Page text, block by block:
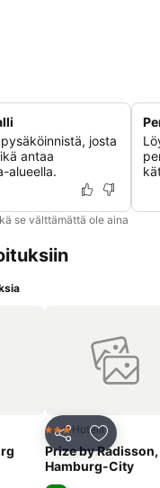
josta
antaa
alueella.
se välttämättä ole aina
Jaa Lisää
3 Tähtiluokitus
Hotelli
Prize by Radisson,
Hamburg-City